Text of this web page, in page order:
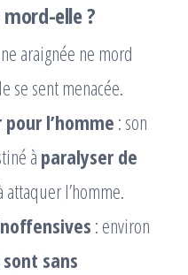
elle ?
araignée ne mord
se sent menacée.
l’homme : son
àparalyser de
attaquer l’homme.
: environ
sans